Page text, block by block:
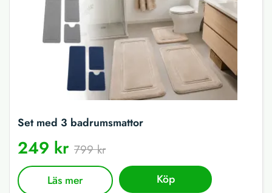
Set med 3 badrumsmattor
249 kr 799 kr
Läs mer Köp